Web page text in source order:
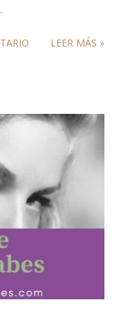
LEER MÁS »